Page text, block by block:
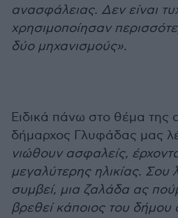
ανασφάλειας. Δεν είναι
χρησιμοποίησαν
δύο μηχανισμούς».
Ειδικά πάνω στο θέμα της
δήμαρχος Γλυφάδας μας
νιώθουν ασφαλείς,
μεγαλύτερης ηλικίας. Σου
συμβεί, μια ζαλάδα ας
βρεθεί κάποιος του δήμου